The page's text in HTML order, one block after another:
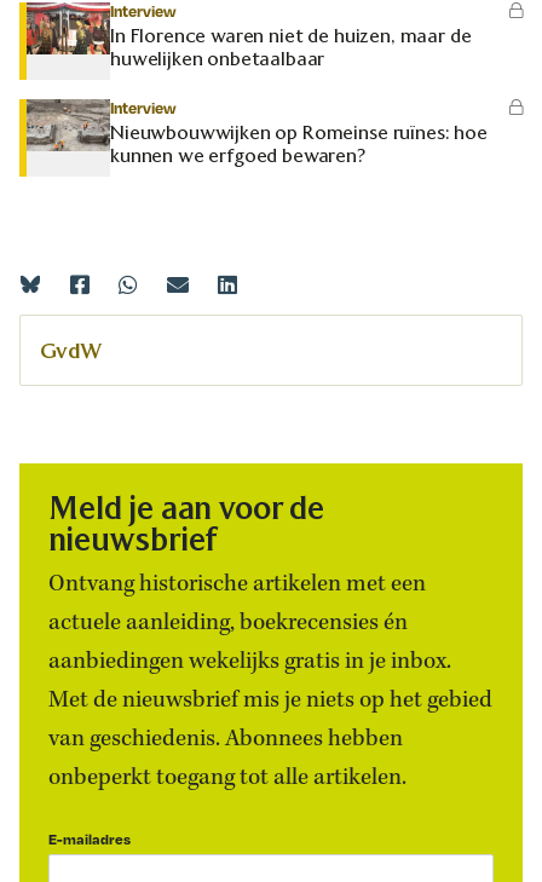
Interview
In Florence waren niet de huizen, maar de
huwelijken onbetaalbaar
Interview
Nieuwbouwwijken op Romeinse ruïnes: hoe
kunnen we erfgoed bewaren?
GvdW
Meld je aan voor de
nieuwsbrief
Ontvang historische artikelen met een
actuele aanleiding, boekrecensies én
aanbiedingen wekelijks gratis in je inbox.
Met de nieuwsbrief mis je niets op het gebied
van geschiedenis. Abonnees hebben
onbeperkt toegang tot alle artikelen.
E-mailadres